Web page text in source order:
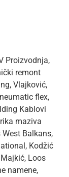
Proizvodnja,
remont
Vlajković,
flex,
Kablovi
maziva
West Balkans,
Kodžić
Loos
namene,